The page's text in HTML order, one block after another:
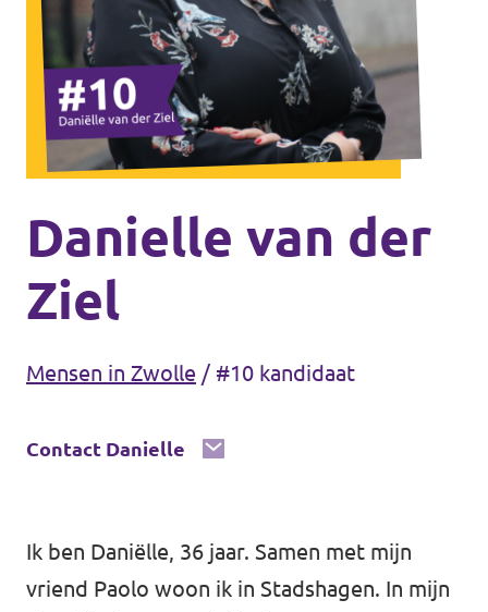
Agenda
Gemeenteraadsverkiezingen 2026
Doneer
Voor leden
Deventer
Enschede
Danielle van der
Ziel
Mensen in Zwolle / #10 kandidaat
Contact Danielle
Ik ben Daniëlle, 36 jaar. Samen met mijn
vriend Paolo woon ik in Stadshagen. In mijn